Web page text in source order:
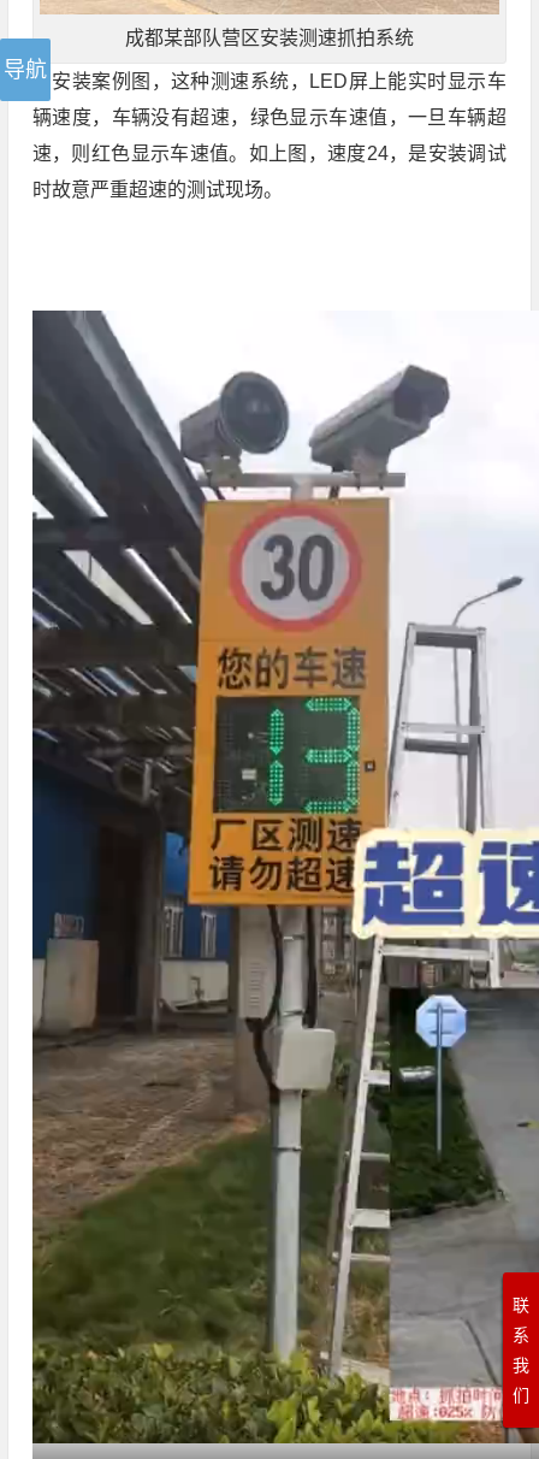
成都某部队营区安装测速抓拍系统
如安装案例图，这种测速系统，LED屏上能实时显示车
辆速度，车辆没有超速，绿色显示车速值，一旦车辆超
速，则红色显示车速值。如上图，速度24，是安装调试
时故意严重超速的测试现场。
联
系
我
们